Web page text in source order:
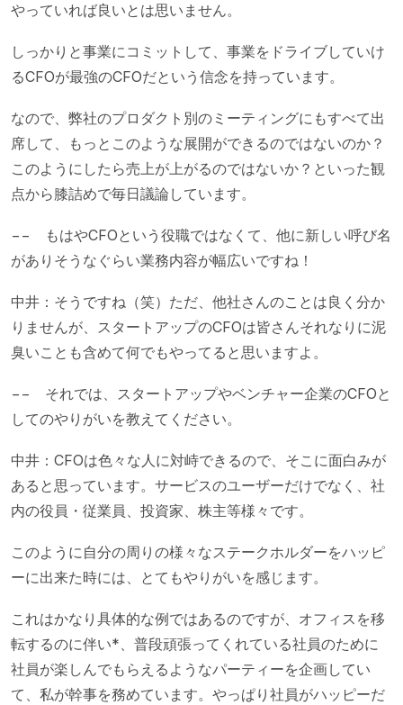
やっていれば良いとは思いません。
しっかりと事業にコミットして、事業をドライブしていけ
るCFOが最強のCFOだという信念を持っています。
なので、弊社のプロダクト別のミーティングにもすべて出
席して、もっとこのような展開ができるのではないのか？
このようにしたら売上が上がるのではないか？といった観
点から膝詰めで毎日議論しています。
−− もはやCFOという役職ではなくて、他に新しい呼び名
がありそうなぐらい業務内容が幅広いですね！
中井：そうですね（笑）ただ、他社さんのことは良く分か
りませんが、スタートアップのCFOは皆さんそれなりに泥
臭いことも含めて何でもやってると思いますよ。
−− それでは、スタートアップやベンチャー企業のCFOと
してのやりがいを教えてください。
中井：CFOは色々な人に対峙できるので、そこに面白みが
あると思っています。サービスのユーザーだけでなく、社
内の役員・従業員、投資家、株主等様々です。
このように自分の周りの様々なステークホルダーをハッピ
ーに出来た時には、とてもやりがいを感じます。
これはかなり具体的な例ではあるのですが、オフィスを移
転するのに伴い*、普段頑張ってくれている社員のために
社員が楽しんでもらえるようなパーティーを企画してい
て、私が幹事を務めています。やっぱり社員がハッピーだ